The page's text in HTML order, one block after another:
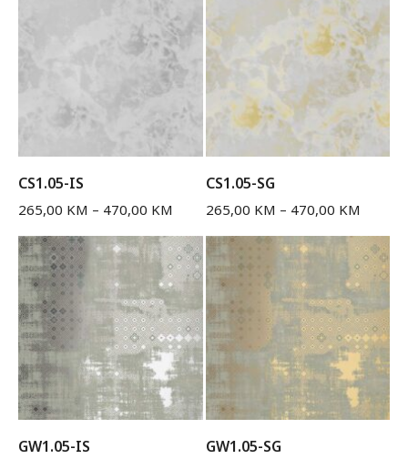
CS1.05-IS
265,00 KM – 470,00 KM
CS1.05-SG
265,00 KM – 470,00 KM
GW1.05-IS GW1.05-SG